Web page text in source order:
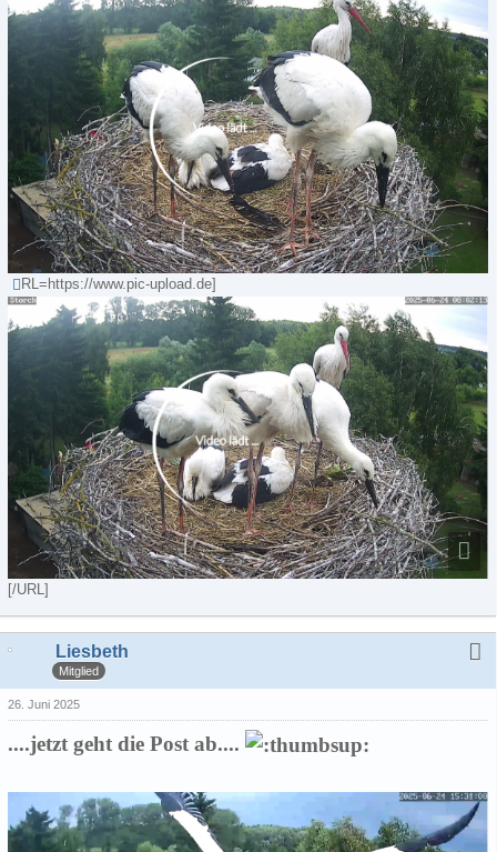
RL=https://www.pic-upload.de]
[/URL]
Liesbeth
Mitglied
26. Juni 2025
....jetzt geht die Post ab....